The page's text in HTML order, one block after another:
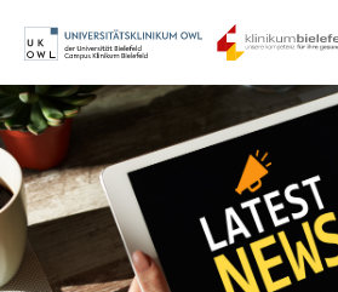
Login
Benutzername
Passwort